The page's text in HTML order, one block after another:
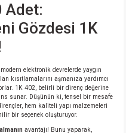
Adet:
Gözdesi 1K
elektronik devrelerde yaygın
kısıtlamalarını aşmanıza yardımcı
1K 402, belirli bir direnç değerine
sunar. Düşünün ki, tensel bir mesafe
hem kaliteli yapı malzemeleri
bir seçenek oluşturuyor.
avantajı! Bunu yaparak,